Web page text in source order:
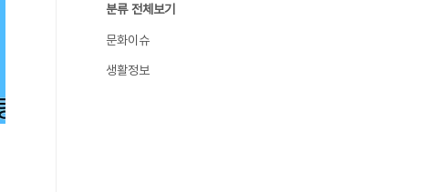
분류 전체보기
문화이슈
생활정보